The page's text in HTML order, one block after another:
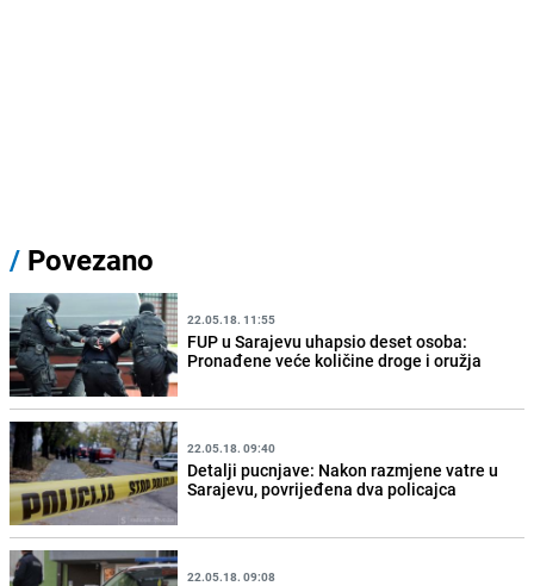
/ Povezano
22.05.18. 11:55
FUP u Sarajevu uhapsio deset osoba:
Pronađene veće količine droge i oružja
22.05.18. 09:40
Detalji pucnjave: Nakon razmjene vatre u
Sarajevu, povrijeđena dva policajca
22.05.18. 09:08